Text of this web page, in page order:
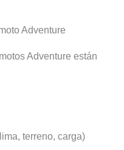
Adventure
Adventure están
terreno, carga)